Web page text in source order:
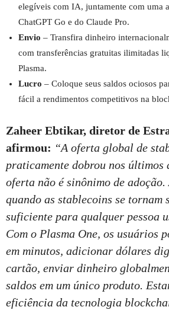
elegíveis com IA, juntamente com uma
ChatGPT Go e do Claude Pro.
Envio – Transfira dinheiro
com transferências gratuitas ilimitadas
Plasma.
Lucro – Coloque seus saldos ociosos
fácil a rendimentos competitivos na
Zaheer Ebtikar, diretor de
afirmou: “A oferta global de
praticamente dobrou nos últimos
oferta não é sinônimo de adoção.
quando as stablecoins se tornam
suficiente para qualquer pessoa
Com o Plasma One, os usuários
em minutos, adicionar dólares
cartão, enviar dinheiro
saldos em um único produto.
eficiência da tecnologia